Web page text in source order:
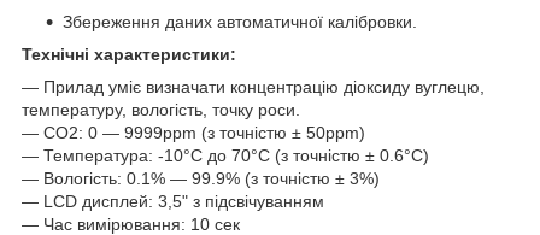
Збереження даних автоматичної калібровки.
Технічні характеристики:
— Прилад уміє визначати концентрацію діоксиду вуглецю,
температуру, вологість, точку роси.
— CO2: 0 — 9999ppm (з точністю ± 50ppm)
— Температура: -10°C до 70°C (з точністю ± 0.6°C)
— Вологість: 0.1% — 99.9% (з точністю ± 3%)
— LCD дисплей: 3,5" з підсвічуванням
— Час вимірювання: 10 сек